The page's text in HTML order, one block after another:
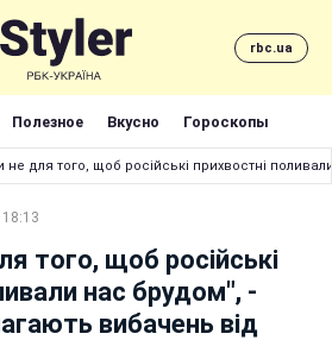
rbc.ua
Полезное Вкусно Гороскопы
не для того, щоб російські прихвостні
того, щоб російські
нас брудом", -
вибачень від